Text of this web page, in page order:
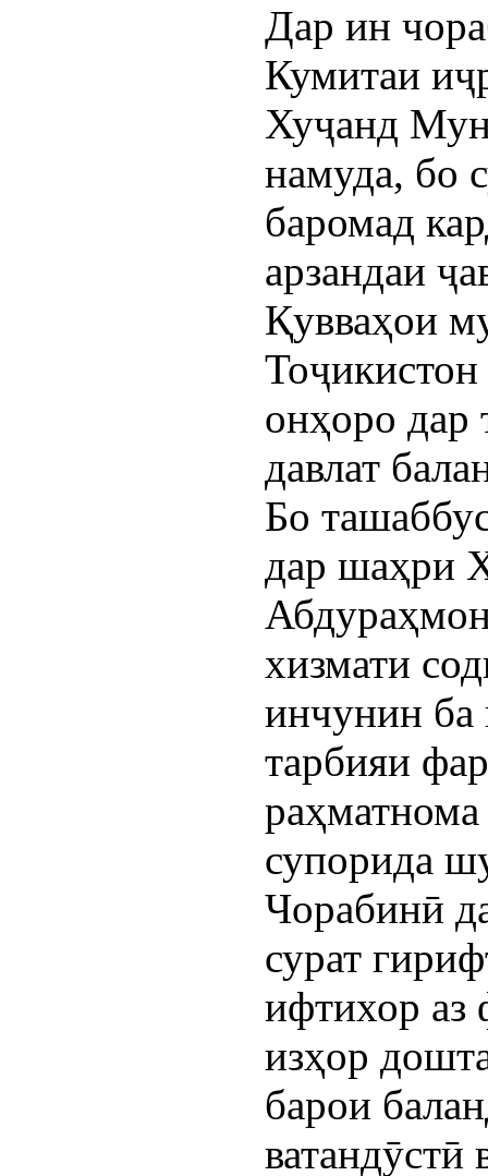
Дар ин
Кумитаи
Хуҷанд
намуда, бо
баромад
арзандаи
Қувваҳои
онҳоро дар
давлат
Бо
дар шаҳри
хизмати
инчунин ба
тарбияи
супорида
Чорабинӣ
сурат
ифтихор аз
изҳор
барои